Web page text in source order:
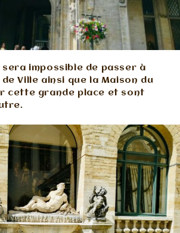
sera impossible de passer à
Ville ainsi que la Maison du
cette grande place et sont